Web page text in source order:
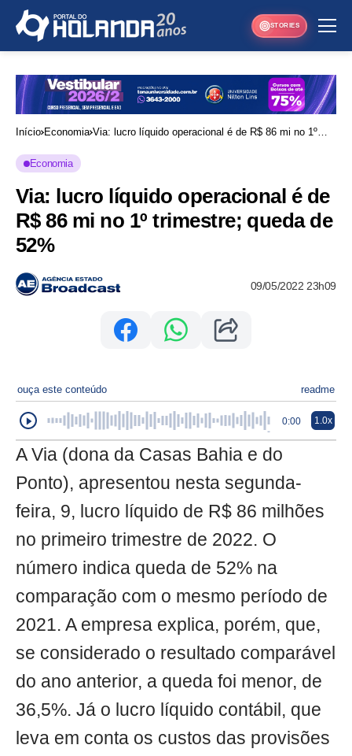
STORIES
Início Economia Via: lucro líquido operacional é de R$ 86 mi no 1º
Economia
Via: lucro líquido operacional é de
R$ 86 mi no 1º trimestre; queda de
52%
09/05/2022 23h09
ouça este conteúdo readme
0:00 1.0x
A Via (dona da Casas Bahia e do
Ponto), apresentou nesta segunda-
feira, 9, lucro líquido de R$ 86 milhões
no primeiro trimestre de 2022. O
número indica queda de 52% na
comparação com o mesmo período de
2021. A empresa explica, porém, que,
se considerado o resultado comparável
do ano anterior, a queda foi menor, de
36,5%. Já o lucro líquido contábil, que
leva em conta os custos das provisões